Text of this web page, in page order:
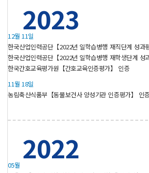
2023
12월 11일
한국산업인력공단【2022년 일학습병행 재직단계 성과
한국산업인력공단【2022년 일학습병행 재학생단계 성
한국간호교육평가원【간호교육인증평가】 인증
11월 18일
농림축산식품부【동물보건사 양성기관 인증평가】 인증
2022
05월